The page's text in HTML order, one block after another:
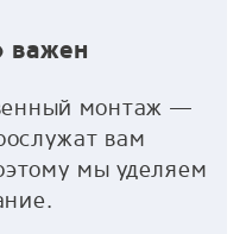
важен
монтаж —
вам
мы уделяем